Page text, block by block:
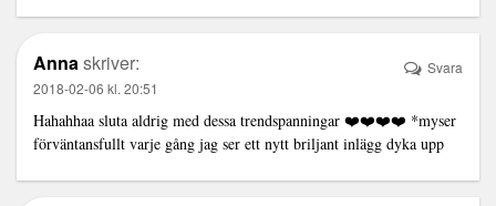
Anna skriver:
2018-02-06 kl. 20:51
Hahahhaa sluta aldrig med dessa trendspanningar ❤️❤️❤️❤️ *myser
förväntansfullt varje gång jag ser ett nytt briljant inlägg dyka upp
Svara